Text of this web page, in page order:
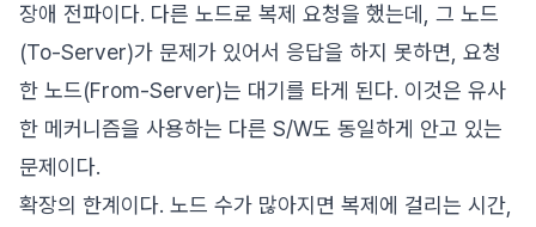
장애 전파이다. 다른 노드로 복제 요청을 했는데, 그 노드
(To-Server)가 문제가 있어서 응답을 하지 못하면, 요청
한 노드(From-Server)는 대기를 타게 된다. 이것은 유사
한 메커니즘을 사용하는 다른 S/W도 동일하게 안고 있는
문제이다.
확장의 한계이다. 노드 수가 많아지면 복제에 걸리는 시간,